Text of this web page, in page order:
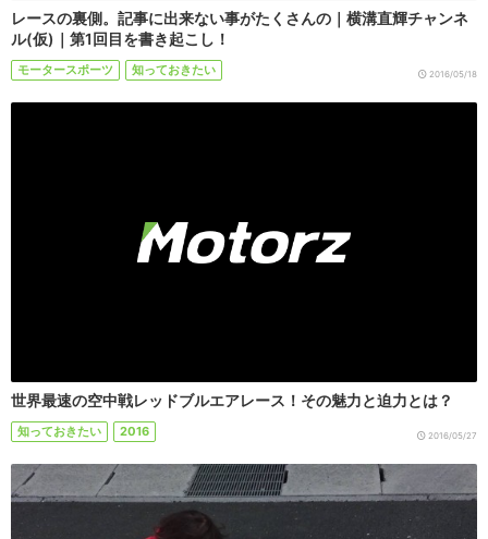
レースの裏側。記事に出来ない事がたくさんの｜横溝直輝チャンネ
ル(仮)｜第1回目を書き起こし！
モータースポーツ 知っておきたい 2016/05/18
世界最速の空中戦レッドブルエアレース！その魅力と迫力とは？
知っておきたい 2016 2016/05/27